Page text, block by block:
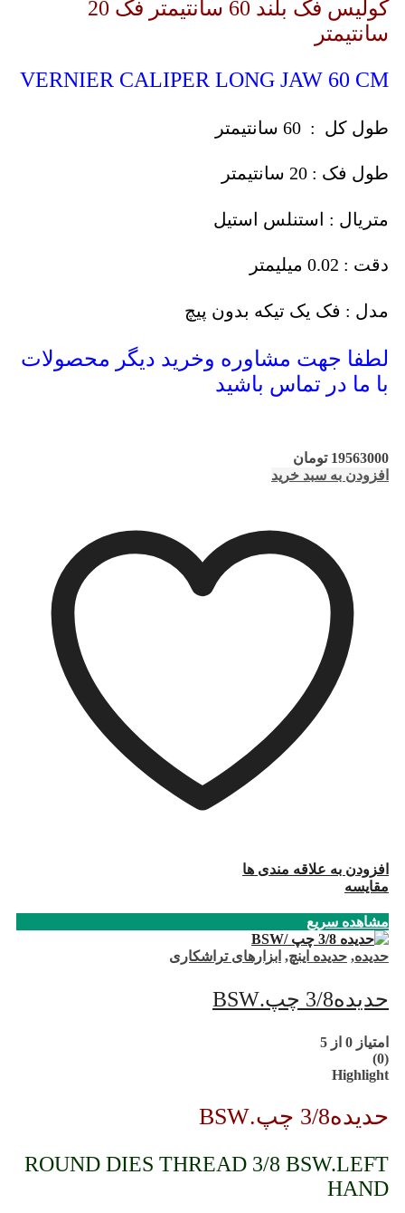
کولیس فک بلند 60 سانتیمتر فک 20
سانتیمتر
VERNIER CALIPER LONG JAW 60 CM
طول کل : 60 سانتیمتر
طول فک : 20 سانتیمتر
متریال : استنلس استیل
دقت : 0.02 میلیمتر
مدل : فک یک تیکه بدون پیچ
لطفا جهت مشاوره وخرید دیگر محصولات
با ما در تماس باشید
19563000 تومان
افزودن به سبد خرید
افزودن به علاقه مندی ها
مقایسه
مشاهده سریع
حدیده, حدیده اینچ, ابزارهای تراشکاری
حدیده3/8 چپ.BSW
امتیاز 0 از 5
(0)
Highlight
حدیده3/8 چپ.BSW
ROUND DIES THREAD 3/8 BSW.LEFT
HAND